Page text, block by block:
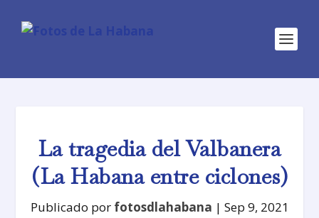
La tragedia del Valbanera
(La Habana entre ciclones)
Publicado por fotosdlahabana | Sep 9, 2021